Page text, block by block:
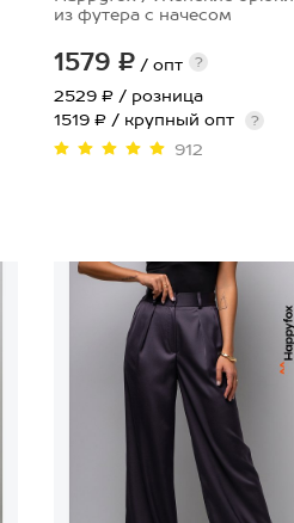
из футера с начесом
1579 ₽ / опт ?
2529 ₽ / розница
1519 ₽ / крупный опт
?
912
52